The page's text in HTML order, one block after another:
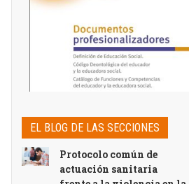
EL BLOG DE LAS SECCIONES
Protocolo común de
actuación sanitaria